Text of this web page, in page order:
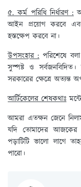
৫. কর্ম পরিধি নির্ধারণ :
আইন প্রয়োগ করবে এবং
হস্তক্ষেপ করবে না।
উপসংহার :পরিশেষে বলা
সুস্পষ্ট ও সর্বজনবিদিত।
সরকারের ক্ষেত্রে অত্যন্ত
আর্টিকেলের শেষকথাঃ
আমরা এতক্ষন জেনে নিলাম
যদি তোমাদের আজকের
পড়াটিটি ভালো লাগে
পারো।